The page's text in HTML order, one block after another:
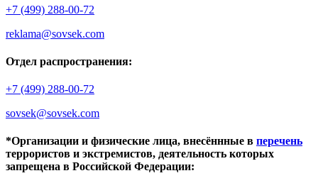
+7 (499) 288-00-72
reklama@sovsek.com
Отдел распространения:
+7 (499) 288-00-72
sovsek@sovsek.com
*Организации и физические лица, внесённные в перечень
террористов и экстремистов, деятельность которых
запрещена в Российской Федерации: